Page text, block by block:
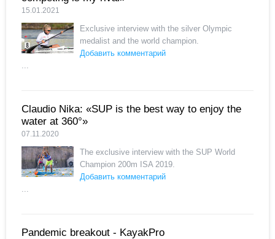
15.01.2021
Exclusive interview with the silver Olympic
medalist and the world champion.
Добавить комментарий
Claudio Nika: «SUP is the best way to enjoy the
water at 360°»
07.11.2020
The exclusive interview with the SUP World
Champion 200m ISA 2019.
Добавить комментарий
Pandemic breakout - KayakPro